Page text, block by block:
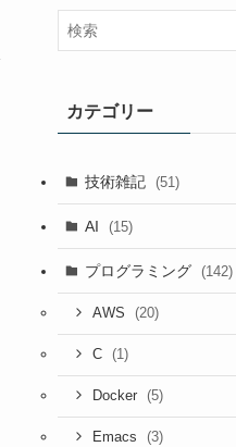
カテゴリー
技術雑記 (51)
AI (15)
プログラミング (142)
AWS (20)
C (1)
Docker (5)
Emacs (3)